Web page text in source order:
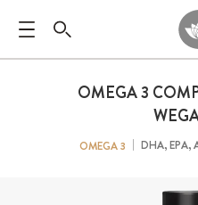
OMEGA 3
OMEGA 3 DHA, EPA,